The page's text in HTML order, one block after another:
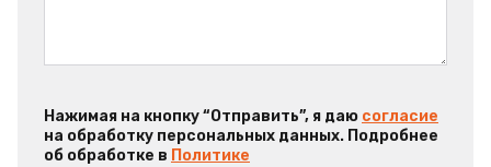
Нажимая на кнопку “Отправить”, я даю согласие
на обработку персональных данных. Подробнее
об обработке в Политике